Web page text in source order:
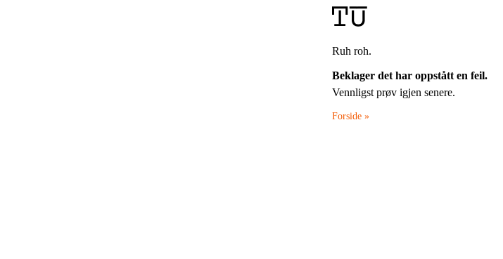
Ruh roh.
Beklager det har oppstått en feil.
Vennligst prøv igjen senere.
Forside »